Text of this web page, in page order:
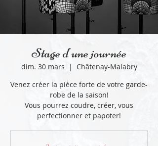
Stage d'une journée
dim. 30 mars
  |
Châtenay-Malabry
Venez créer la pièce forte de votre garde-
robe de la saison!
Vous pourrez coudre, créer, vous
perfectionner et papoter!